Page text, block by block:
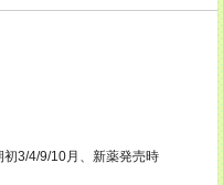
3/4/9/10月、新薬発売時